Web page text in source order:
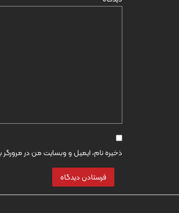
ذخیره نام، ایمیل و وبسایت من در